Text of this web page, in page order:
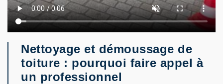
Nettoyage et démoussage de
toiture : pourquoi faire appel à
un professionnel